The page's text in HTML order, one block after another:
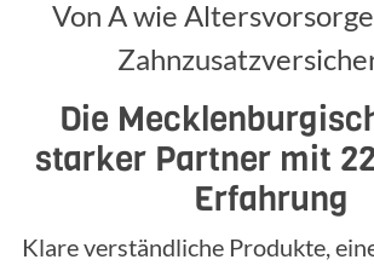
Von A wie
Die
starker Partner mit
Erfahrung
Klare verständliche Produkte,